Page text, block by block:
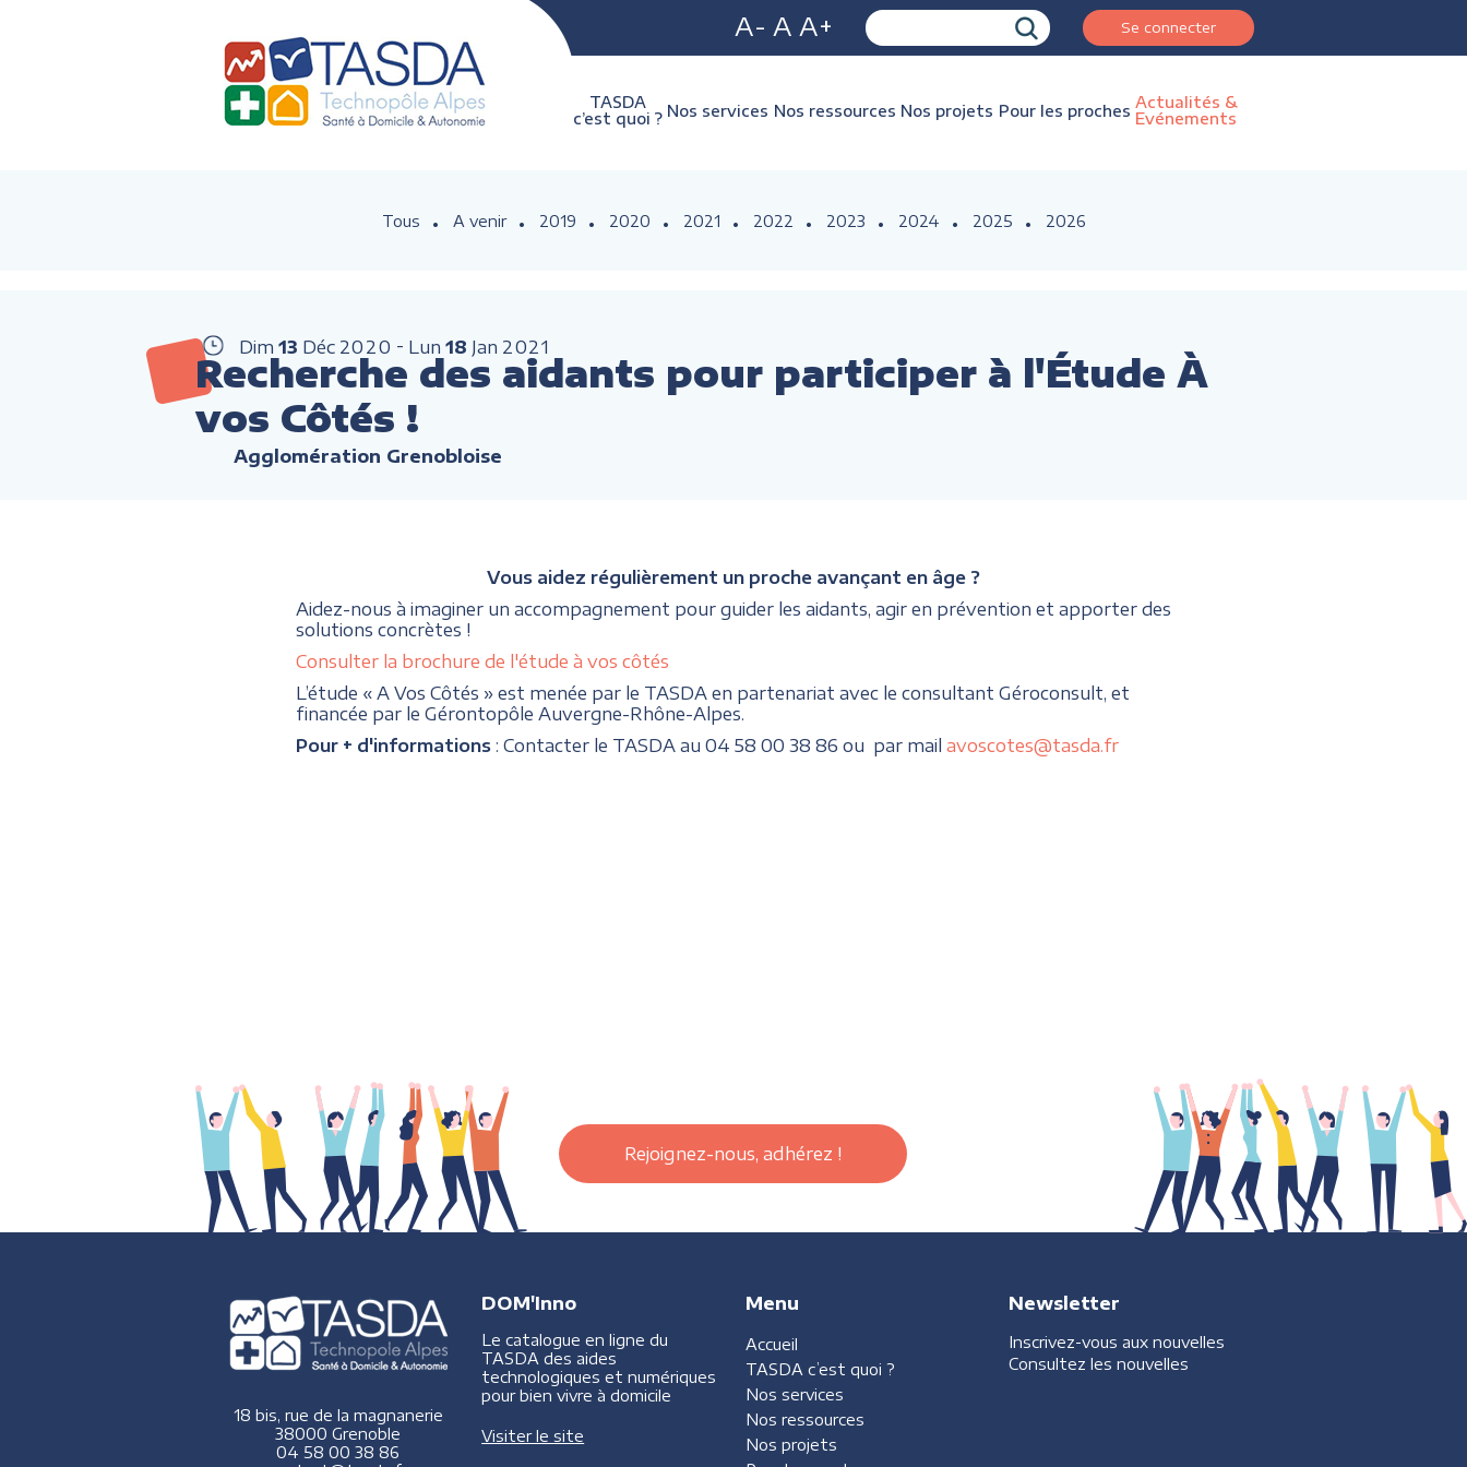
A- A A+ Se connecter
TASDA
c’est quoi ? Nos services Nos ressources Nos projets Pour les proches Actualités &
Evénements
Tous A venir 2019 2020 2021 2022 2023 2024 2025 2026
Dim 13 Déc 2020 Lun 18 Jan 2021
Recherche des aidants pour participer à l'Étude À
vos Côtés !
Agglomération Grenobloise
Vous aidez régulièrement un proche avançant en âge ?
Aidez-nous à imaginer un accompagnement pour guider les aidants, agir en prévention et apporter des
solutions concrètes !
Consulter la brochure de l'étude à vos côtés
L’étude « A Vos Côtés » est menée par le TASDA en partenariat avec le consultant Géroconsult, et
financée par le Gérontopôle Auvergne-Rhône-Alpes.
Pour + d'informations: Contacter le TASDA au 04 58 00 38 86 ou par mail avoscotes@tasda.fr
Rejoignez-nous, adhérez !
18 bis, rue de la magnanerie
38000 Grenoble
04 58 00 38 86
DOM'Inno
Le catalogue en ligne du
TASDA des aides
technologiques et numériques
pour bien vivre à domicile
Visiter le site
Menu
Accueil
TASDA c’est quoi ?
Nos services
Nos ressources
Nos projets
Newsletter
Inscrivez-vous aux nouvelles
Consultez les nouvelles